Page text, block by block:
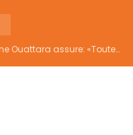
Déguerpissements à Koumassi/ Alassane Ouattara assure: «Toutes les responsabilités seront établies et elles donneront lieu aux sanctions prévues par la loi»